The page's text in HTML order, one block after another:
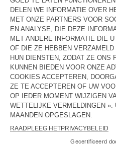
DAMESSINGLET
MASSACHUSETTS
€ 40
HEREN-T-SHIRT GIXY
€ 100
HERENMANTEL HOKTOWN
€ 195
DAMESTRUI VITOW
€ 145